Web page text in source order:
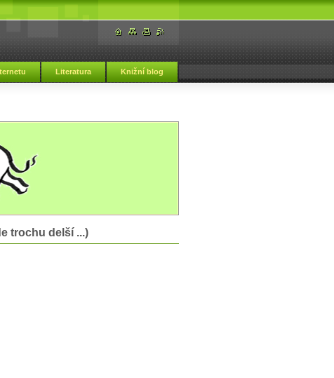
Literatura Knižní blog
trochu delší ...)